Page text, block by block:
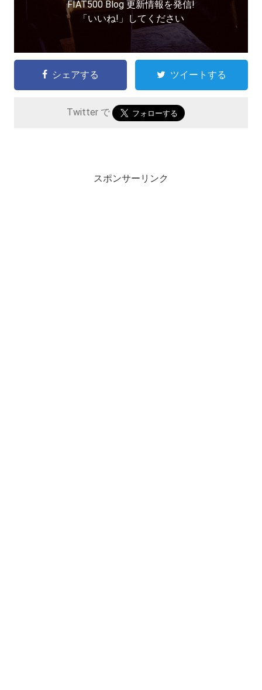
FIAT500 Blog 更新情報を発信!
「いいね!」してください
シェアする ツイートする
Twitter で
スポンサーリンク